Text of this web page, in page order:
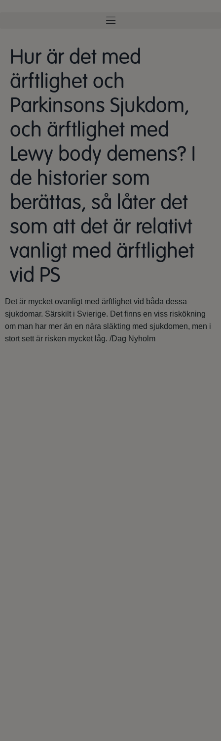
Hur är det med
ärftlighet och
Parkinsons Sjukdom,
och ärftlighet med
Lewy body demens? I
de historier som
berättas, så låter det
som att det är relativt
vanligt med ärftlighet
vid PS
Det är mycket ovanligt med ärftlighet vid båda dessa
sjukdomar. Särskilt i Svierige. Det finns en viss riskökning
om man har mer än en nära släkting med sjukdomen, men i
stort sett är risken mycket låg. /Dag Nyholm